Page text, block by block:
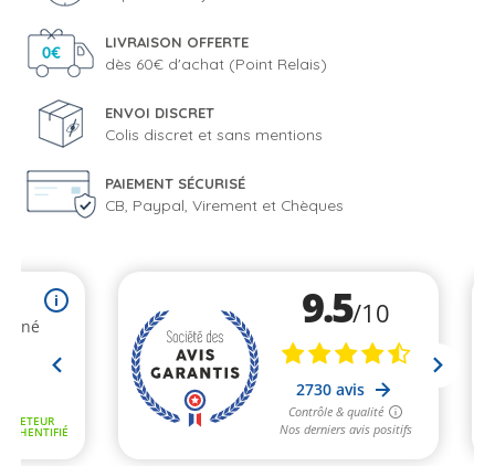
LIVRAISON OFFERTE
dès 60€ d'achat (Point Relais)
ENVOI DISCRET
Colis discret et sans mentions
PAIEMENT SÉCURISÉ
CB, Paypal, Virement et Chèques